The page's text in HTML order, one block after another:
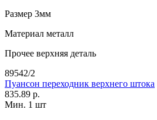
Размер 3мм
Материал металл
Прочее верхняя деталь
89542/2
Пуансон переходник верхнего штока
835.89 р.
Мин. 1 шт